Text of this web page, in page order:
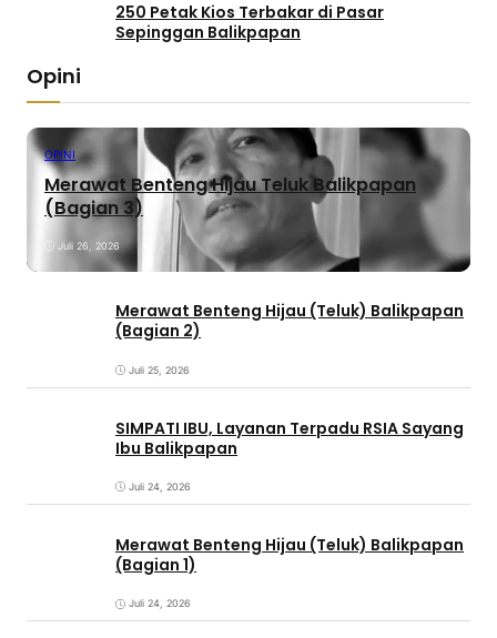
250 Petak Kios Terbakar di Pasar
Sepinggan Balikpapan
Opini
OPINI
Merawat Benteng Hijau Teluk Balikpapan
(Bagian 3)
Juli 26, 2026
Merawat Benteng Hijau (Teluk) Balikpapan
(Bagian 2)
Juli 25, 2026
SIMPATI IBU, Layanan Terpadu RSIA Sayang
Ibu Balikpapan
Juli 24, 2026
Merawat Benteng Hijau (Teluk) Balikpapan
(Bagian 1)
Juli 24, 2026